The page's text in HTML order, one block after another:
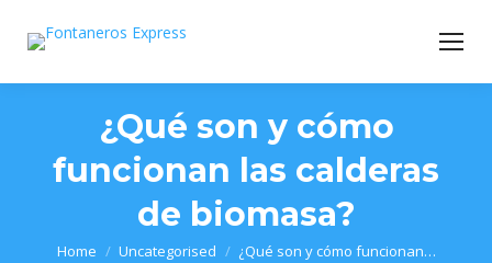
¿Qué son y cómo
funcionan las calderas
de biomasa?
You are here:
Home Uncategorised ¿Qué son y cómo funcionan…